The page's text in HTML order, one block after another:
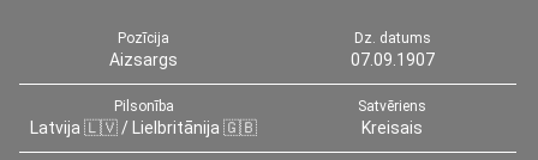
Pozīcija
Aizsargs
Dz. datums
07.09.1907
Pilsonība
Latvija 🇱🇻 / Lielbritānija 🇬🇧
Satvēriens
Kreisais